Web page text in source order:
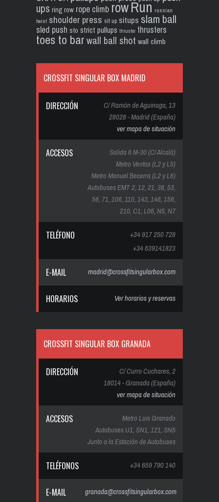
ups ring row rope climb rowRun russian
twist shoulder press sit up situps slam ball
sled push sto strict pullups thruster thrusters
toes to barwall ball shot wall climb
CROSSFIT SINGULAR BOX MADRID
DIRECCIÓN
C/ Ramón de Aguinaga, 13
28028 - Madrid (España)
ver mapa de situación
ACCESOS
Salida 6 M-30 (C/ Alcalá)
Metro Ventas (L2 y L5)
Metro Manuel Becerra (L2 y L6)
Autobuses EMT 2, 12, 21, 38, 53,
56, 71, 106, 110, 143, 146, 156,
210, C1, L06, N5, N7
TELÉFONO
+34 917 250 728
+34 639141823
E-MAIL madrid@crossfitsingularbox.com
HORARIOS Ver horarios y reservas
CROSSFIT SINGULAR BOX GRANADA
DIRECCIÓN
C/ Curro Cuchares, 2
18014 - Granada (España)
ver mapa de situación
ACCESOS
Metro Luis Granado
Autobuses U1, SN1, 121, SN5
Junto a la Estación de Autobuses
TELÉFONOS +34 659 790 140
E-MAIL granada@crossfitsingularbox.com